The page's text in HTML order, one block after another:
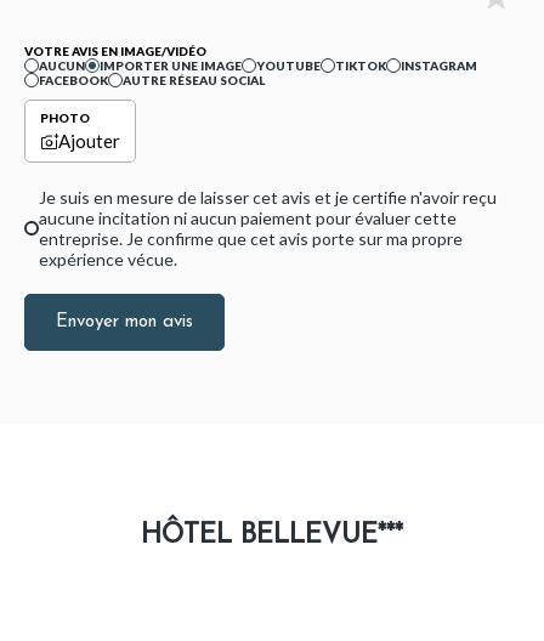
VOTRE AVIS EN IMAGE/VIDÉO
AUCUN
IMPORTER UNE IMAGE YOUTUBE TIKTOK
INSTAGRAM
FACEBOOK
AUTRE RÉSEAU SOCIAL
PHOTO
Ajouter
Je suis en mesure de laisser cet avis et je certifie n'avoir reçu
aucune incitation ni aucun paiement pour évaluer cette
entreprise. Je confirme que cet avis porte sur ma propre
expérience vécue.
Envoyer mon avis
HÔTEL BELLEVUE***